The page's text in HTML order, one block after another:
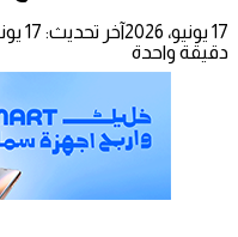
17 يونيو، 2026
آخر تحديث: 17 يونيو، 2026
دقيقة واحدة